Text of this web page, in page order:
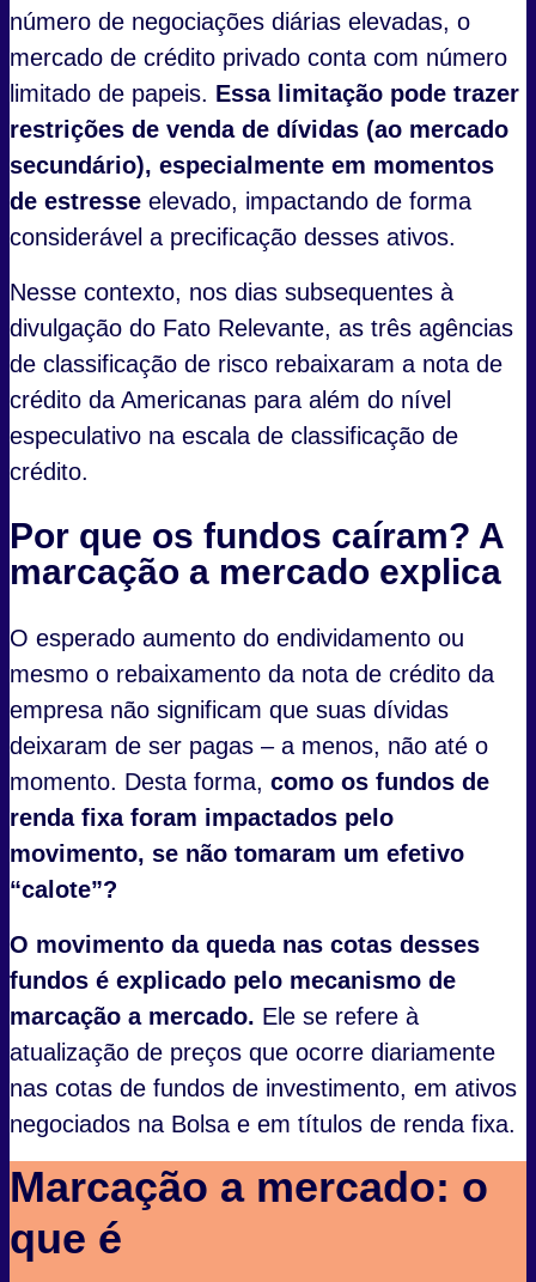
número de negociações diárias elevadas, o
mercado de crédito privado conta com número
limitado de papeis. Essa limitação pode trazer
restrições de venda de dívidas (ao mercado
secundário), especialmente em momentos
de estresse elevado, impactando de forma
considerável a precificação desses ativos.
Nesse contexto, nos dias subsequentes à
divulgação do Fato Relevante, as três agências
de classificação de risco rebaixaram a nota de
crédito da Americanas para além do nível
especulativo na escala de classificação de
crédito.
Por que os fundos caíram? A
marcação a mercado explica
O esperado aumento do endividamento ou
mesmo o rebaixamento da nota de crédito da
empresa não significam que suas dívidas
deixaram de ser pagas – a menos, não até o
momento. Desta forma, como os fundos de
renda fixa foram impactados pelo
movimento, se não tomaram um efetivo
“calote”?
O movimento da queda nas cotas desses
fundos é explicado pelo mecanismo de
marcação a mercado. Ele se refere à
atualização de preços que ocorre diariamente
nas cotas de fundos de investimento, em ativos
negociados na Bolsa e em títulos de renda fixa.
Marcação a mercado: o
que é